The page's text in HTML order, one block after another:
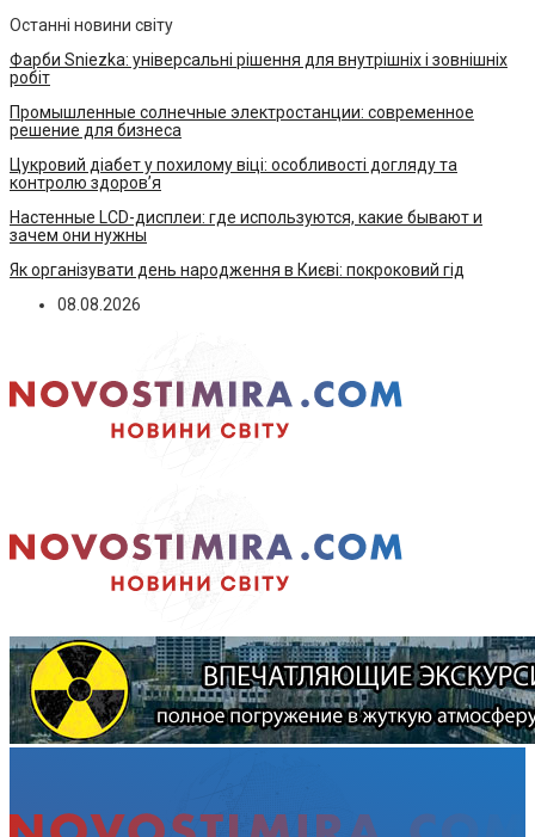
Останні новини світу
Фарби Sniezka: універсальні рішення для внутрішніх і зовнішніх
робіт
Промышленные солнечные электростанции: современное
решение для бизнеса
Цукровий діабет у похилому віці: особливості догляду та
контролю здоров’я
Настенные LCD-дисплеи: где используются, какие бывают и
зачем они нужны
Як організувати день народження в Києві: покроковий гід
08.08.2026